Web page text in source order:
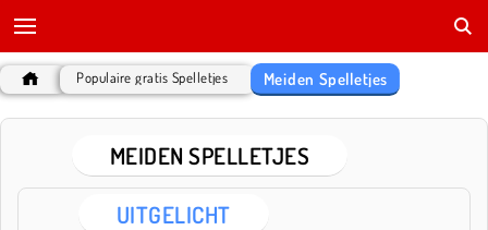
Populaire gratis Spelletjes Meiden Spelletjes
MEIDEN SPELLETJES
UITGELICHT